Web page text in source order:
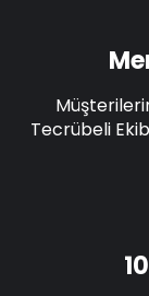
Tecrübeli